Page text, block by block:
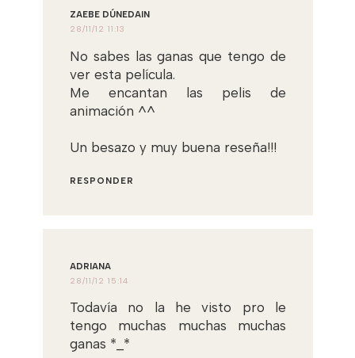
ZAEBE DÚNEDAIN
28/11/12 11:13
No sabes las ganas que tengo de
ver esta película.
Me encantan las pelis de
animación ^^
Un besazo y muy buena reseña!!!
RESPONDER
ADRIANA
28/11/12 15:14
Todavía no la he visto pro le
tengo muchas muchas muchas
ganas *_*